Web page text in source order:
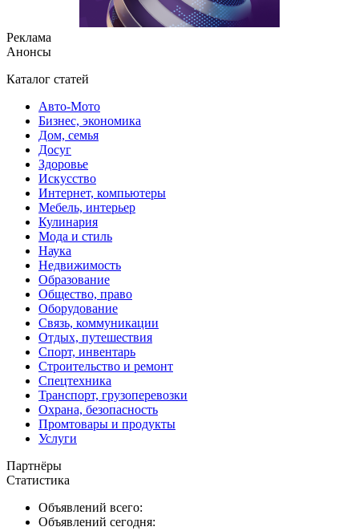
Реклама
Анонсы
Каталог статей
Авто-Мото
Бизнес, экономика
Дом, семья
Досуг
Здоровье
Искусство
Интернет, компьютеры
Мебель, интерьер
Кулинария
Мода и стиль
Наука
Недвижимость
Образование
Общество, право
Оборудование
Связь, коммуникации
Отдых, путешествия
Спорт, инвентарь
Строительство и ремонт
Спецтехника
Транспорт, грузоперевозки
Охрана, безопасность
Промтовары и продукты
Услуги
Партнёры
Статистика
Объявлений всего:
Объявлений сегодня: